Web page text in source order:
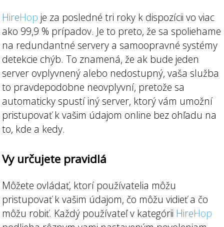
HireHop je za posledné tri roky k dispozícii vo viac
ako 99,9 % prípadov. Je to preto, že sa spoliehame
na redundantné servery a samoopravné systémy
detekcie chýb. To znamená, že ak bude jeden
server ovplyvnený alebo nedostupný, vaša služba
to pravdepodobne neovplyvní, pretože sa
automaticky spustí iný server, ktorý vám umožní
pristupovať k vašim údajom online bez ohľadu na
to, kde a kedy.
Vy určujete pravidlá
Môžete ovládať, ktorí používatelia môžu
pristupovať k vašim údajom, čo môžu vidieť a čo
môžu robiť. Každý používateľ v kategórii HireHop